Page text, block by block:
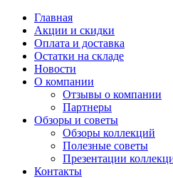
Главная
Акции и скидки
Оплата и доставка
Остатки на складе
Новости
О компании
Отзывы о компании
Партнеры
Обзоры и советы
Обзоры коллекций
Полезные советы
Презентации
Контакты